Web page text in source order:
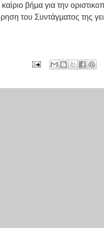
καίριο βήμα για την
του Συντάγματος της